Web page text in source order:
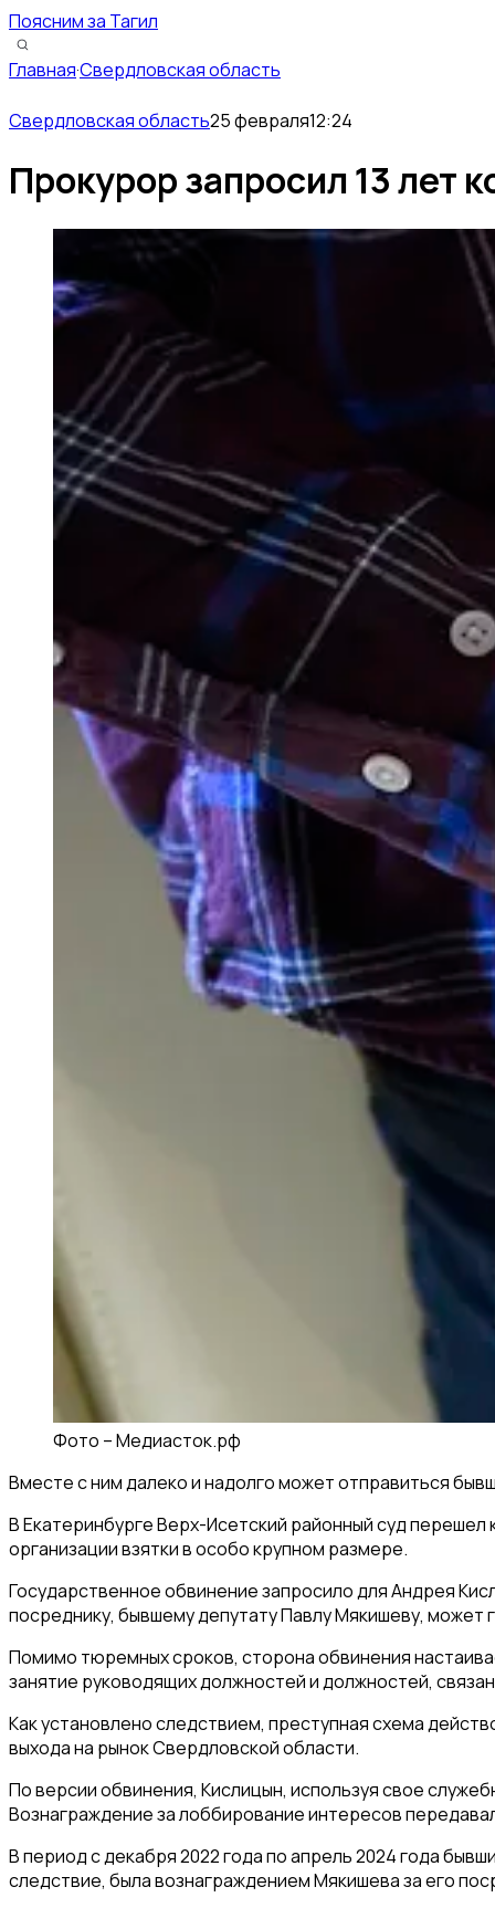
Поясним за Тагил
Главная·Свердловская область
Свердловская область25 февраля12:24
Прокурор запросил 13 лет
Фото –Медиасток.рф
Вместе с ним далеко и надолго может отправиться
В Екатеринбурге Верх-Исетский районный суд
организации взятки в особо крупном размере.
Государственное обвинение запросило для Андрея
посреднику, бывшему депутату Павлу Мякишеву, может
Помимо тюремных сроков, сторона обвинения
занятие руководящих должностей и должностей,
Как установлено следствием, преступная схема
выхода на рынок Свердловской области.
По версии обвинения, Кислицын, используя свое
Вознаграждение за лоббирование интересов
В период с декабря 2022 года по апрель 2024 года
следствие, была вознаграждением Мякишева за его